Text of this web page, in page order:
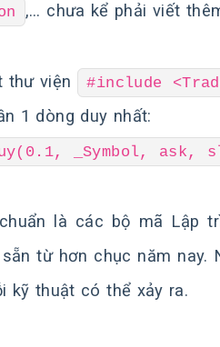
,… chưa kể phải viết
thư viện #include
1 dòng duy nhất:
_Symbol, ask,
là các bộ mã Lập
từ hơn chục năm
kỹ thuật có thể xảy ra.